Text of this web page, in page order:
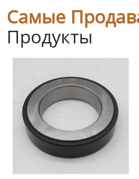
Самые
Продукты